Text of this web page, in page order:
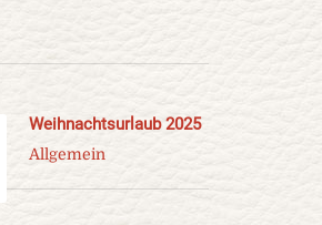
Weihnachtsurlaub 2025
Allgemein